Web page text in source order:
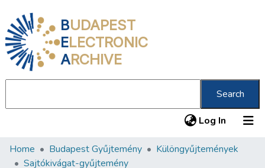
BUDAPEST
ELECTRONIC
ARCHIVE
Search
Log In (current)
Communities & Collections
Home Budapest Gyűjtemény
Különgyűjtemények
Sajtókivágat-gyűjtemény